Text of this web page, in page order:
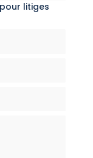
litiges